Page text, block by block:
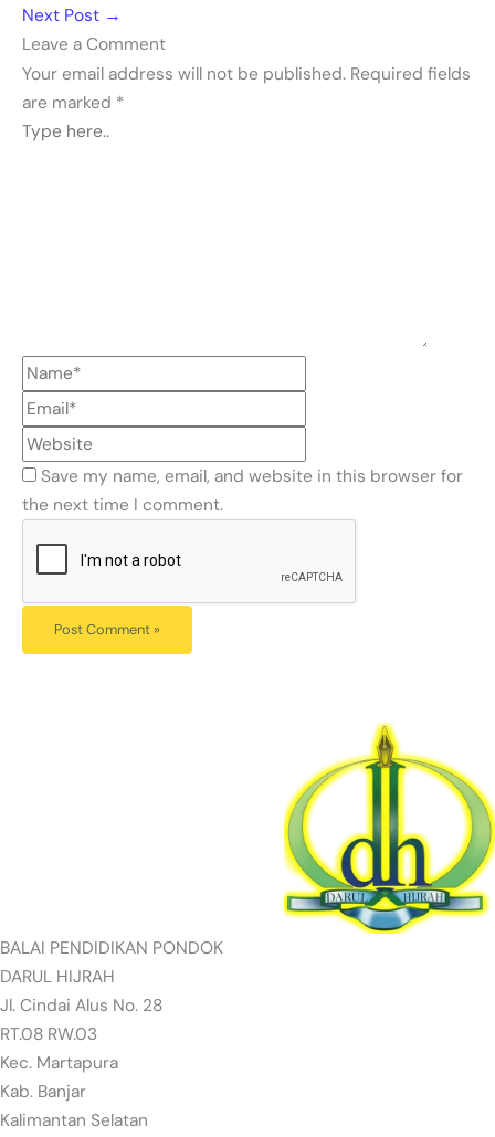
Next Post →
Leave a Comment
Your email address will not be published. Required fields
are marked *
Save my name, email, and website in this browser for
the next time I comment.
BALAI PENDIDIKAN PONDOK
DARUL HIJRAH
Jl. Cindai Alus No. 28
RT.08 RW.03
Kec. Martapura
Kab. Banjar
Kalimantan Selatan